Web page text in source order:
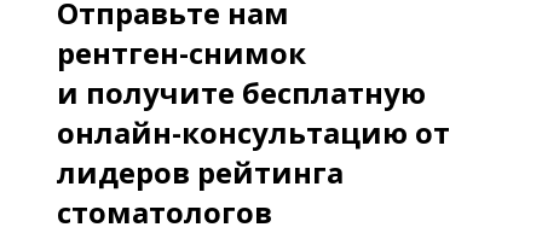
Отправьте нам
рентген-снимок
и получите бесплатную
онлайн-консультацию от
лидеров рейтинга
стоматологов